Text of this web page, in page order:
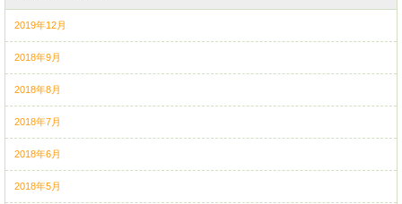
2019年12月
2018年9月
2018年8月
2018年7月
2018年6月
2018年5月